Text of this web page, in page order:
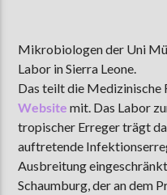
JETSKI (FRIKI)
MOLIY FEAT. YAILIN LA MÁS
AKTUELLE SENDUNG
MOEBIUS
00:00 18:00
Mikrobiologen der Uni
Labor in Sierra Leone.
Das teilt die Medizinische
Website mit. Das Labor
tropischer Erreger trägt
auftretende
Ausbreitung
Schaumburg, der an dem